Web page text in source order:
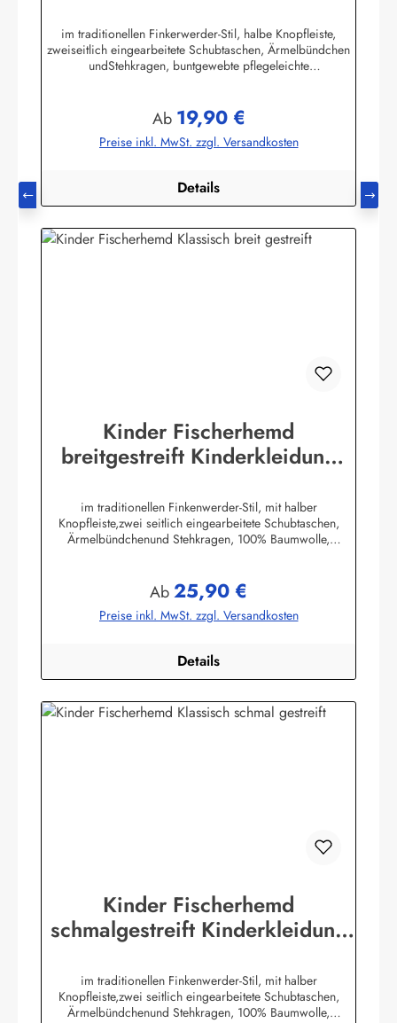
im traditionellen Finkerwerder-Stil, halbe Knopfleiste,
zweiseitlich eingearbeitete Schubtaschen, Ärmelbündchen
undStehkragen, buntgewebte pflegeleichte
GmbHHeglitzer Str. 1226409 Wittmundinfo@modas-
bekleidung.de
Regulärer Preis:
Ab 19,90 €
Preise inkl. MwSt. zzgl. Versandkosten
Details
Kinder Fischerhemd
breitgestreift Kinderkleidung
im traditionellen Finkenwerder-Stil, mit halber
Knopfleiste,zwei seitlich eingearbeitete Schubtaschen,
Ärmelbündchenund Stehkragen, 100% Baumwolle,
Wittmundinfo@modas-bekleidung.de
Regulärer Preis:
Ab25,90 €
Preise inkl. MwSt. zzgl. Versandkosten
Details
Kinder Fischerhemd
schmalgestreift Kinderkleidung
im traditionellen Finkenwerder-Stil, mit halber
Knopfleiste,zwei seitlich eingearbeitete Schubtaschen,
Ärmelbündchenund Stehkragen, 100% Baumwolle,